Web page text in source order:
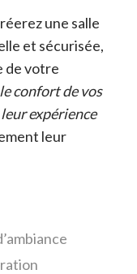
une salle
et sécurisée,
de votre
le confort de vos
expérience
leur